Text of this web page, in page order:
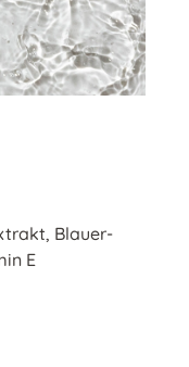
Blauer-
E